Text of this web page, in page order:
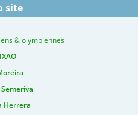
site
& olympiennes
Herrera